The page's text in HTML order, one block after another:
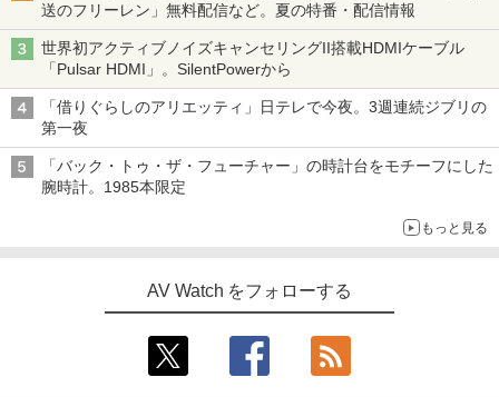
送のフリーレン」無料配信など。夏の特番・配信情報
世界初アクティブノイズキャンセリングII搭載HDMIケーブル
「Pulsar HDMI」。SilentPowerから
「借りぐらしのアリエッティ」日テレで今夜。3週連続ジブリの
第一夜
「バック・トゥ・ザ・フューチャー」の時計台をモチーフにした
腕時計。1985本限定
もっと見る
AV Watch をフォローする